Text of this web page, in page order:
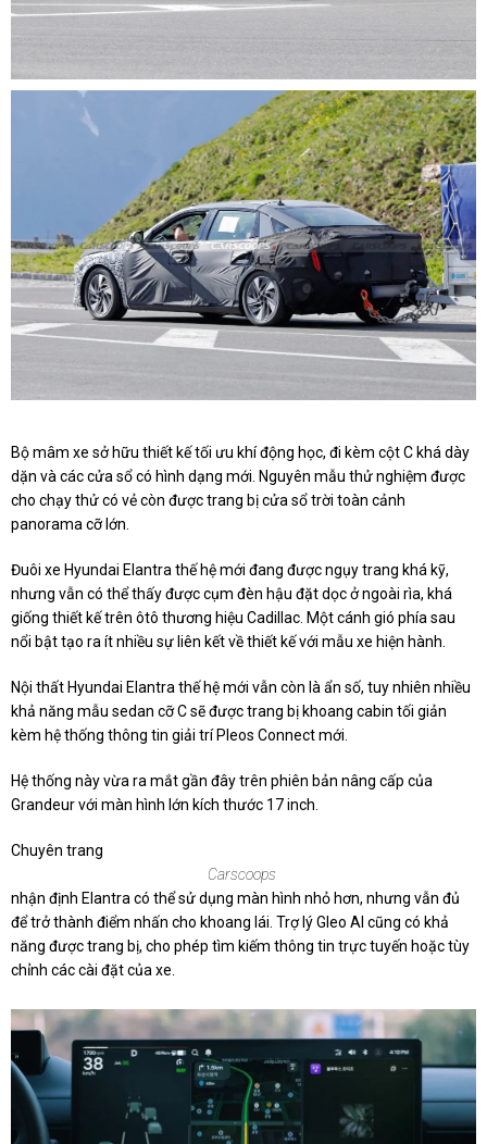
Bộ mâm xe sở hữu thiết kế tối ưu khí động học, đi kèm cột C khá dày
dặn và các cửa sổ có hình dạng mới. Nguyên mẫu thử nghiệm được
cho chạy thử có vẻ còn được trang bị cửa sổ trời toàn cảnh
panorama cỡ lớn.
Đuôi xe Hyundai Elantra thế hệ mới đang được ngụy trang khá kỹ,
nhưng vẫn có thể thấy được cụm đèn hậu đặt dọc ở ngoài rìa, khá
giống thiết kế trên ôtô thương hiệu Cadillac. Một cánh gió phía sau
nổi bật tạo ra ít nhiều sự liên kết về thiết kế với mẫu xe hiện hành.
Nội thất Hyundai Elantra thế hệ mới vẫn còn là ẩn số, tuy nhiên nhiều
khả năng mẫu sedan cỡ C sẽ được trang bị khoang cabin tối giản
kèm hệ thống thông tin giải trí Pleos Connect mới.
Hệ thống này vừa ra mắt gần đây trên phiên bản nâng cấp của
Grandeur với màn hình lớn kích thước 17 inch.
Chuyên trang
Carscoops
nhận định Elantra có thể sử dụng màn hình nhỏ hơn, nhưng vẫn đủ
để trở thành điểm nhấn cho khoang lái. Trợ lý Gleo AI cũng có khả
năng được trang bị, cho phép tìm kiếm thông tin trực tuyến hoặc tùy
chỉnh các cài đặt của xe.